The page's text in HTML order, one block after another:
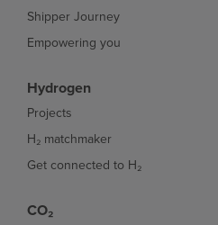
Shipper Journey
Empowering you
Hydrogen
Projects
H₂ matchmaker
Get connected to H₂
CO₂